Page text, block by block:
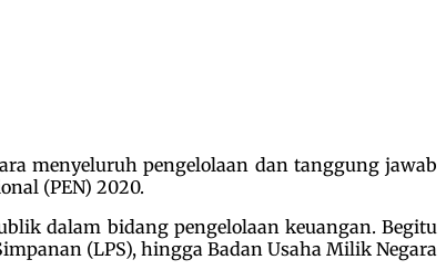
menyeluruh pengelolaan dan tanggung jawab
(PEN) 2020.
dalam bidang pengelolaan keuangan. Begitu
(LPS), hingga Badan Usaha Milik Negara